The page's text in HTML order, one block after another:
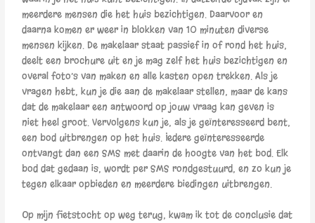
meerdere mensen die het huis bezichtigen. Daarvoor en
daarna komen er weer in blokken van 10 minuten diverse
mensen kijken. De makelaar staat passief in of rond het huis,
deelt een brochure uit en je mag zelf het huis bezichtigen en
overal foto’s van maken en alle kasten open trekken. Als je
vragen hebt, kun je die aan de makelaar stellen, maar de kans
dat de makelaar een antwoord op jouw vraag kan geven is
niet heel groot. Vervolgens kun je, als je geïnteresseerd bent,
een bod uitbrengen op het huis. Iedere geïnteresseerde
ontvangt dan een SMS met daarin de hoogte van het bod. Elk
bod dat gedaan is, wordt per SMS rondgestuurd, en zo kun je
tegen elkaar opbieden en meerdere biedingen uitbrengen.
Op mijn fietstocht op weg terug, kwam ik tot de conclusie dat